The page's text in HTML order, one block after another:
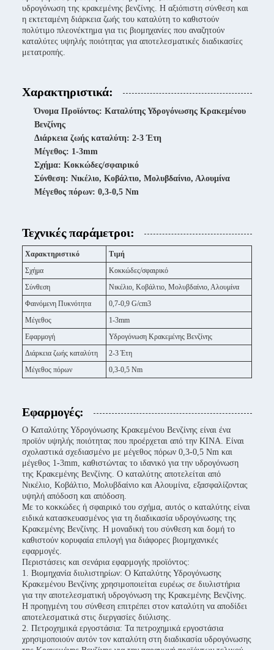
υδρογόνωση της κρακεμένης βενζίνης. Η αξιόπιστη σύνθεση και
η εκτεταμένη διάρκεια ζωής του καταλύτη το καθιστούν
πολύτιμο πλεονέκτημα για τις βιομηχανίες που αναζητούν
καταλύτες υψηλής ποιότητας για αποτελεσματικές διαδικασίες
μετατροπής.
Χαρακτηριστικά:
Όνομα Προϊόντος: Καταλύτης Υδρογόνωσης Κρακεμένου
Βενζίνης
Διάρκεια ζωής καταλύτη: 2-3 Έτη
Μέγεθος: 1-3mm
Σχήμα: Κοκκώδες/σφαιρικό
Σύνθεση: Νικέλιο, Κοβάλτιο, Μολυβδαίνιο, Αλουμίνα
Μέγεθος πόρων: 0,3-0,5 Nm
Τεχνικές παράμετροι:
Χαρακτηριστικό
Τιμή
Σχήμα
Κοκκώδες/σφαιρικό
Σύνθεση
Νικέλιο, Κοβάλτιο, Μολυβδαίνιο, Αλουμίνα
Φαινόμενη Πυκνότητα
0,7-0,9 G/cm3
Μέγεθος
1-3mm
Εφαρμογή
Υδρογόνωση Κρακεμένης Βενζίνης
Διάρκεια ζωής καταλύτη
2-3 Έτη
Μέγεθος πόρων
0,3-0,5 Nm
Εφαρμογές:
Ο Καταλύτης Υδρογόνωσης Κρακεμένου Βενζίνης είναι ένα
προϊόν υψηλής ποιότητας που προέρχεται από την ΚΙΝΑ. Είναι
σχολαστικά σχεδιασμένο με μέγεθος πόρων 0,3-0,5 Nm και
μέγεθος 1-3mm, καθιστώντας το ιδανικό για την υδρογόνωση
της Κρακεμένης Βενζίνης. Ο καταλύτης αποτελείται από
Νικέλιο, Κοβάλτιο, Μολυβδαίνιο και Αλουμίνα, εξασφαλίζοντας
υψηλή απόδοση και απόδοση.
Με το κοκκώδες ή σφαιρικό του σχήμα, αυτός ο καταλύτης είναι
ειδικά κατασκευασμένος για τη διαδικασία υδρογόνωσης της
Κρακεμένης Βενζίνης. Η μοναδική του σύνθεση και δομή το
καθιστούν κορυφαία επιλογή για διάφορες βιομηχανικές
εφαρμογές.
Περιστάσεις και σενάρια εφαρμογής προϊόντος:
1. Βιομηχανία διυλιστηρίων: Ο Καταλύτης Υδρογόνωσης
Κρακεμένου Βενζίνης χρησιμοποιείται ευρέως σε διυλιστήρια
για την αποτελεσματική υδρογόνωση της Κρακεμένης Βενζίνης.
Η προηγμένη του σύνθεση επιτρέπει στον καταλύτη να αποδίδει
αποτελεσματικά στις διεργασίες διύλισης.
2. Πετροχημικά εργοστάσια: Τα πετροχημικά εργοστάσια
χρησιμοποιούν αυτόν τον καταλύτη στη διαδικασία υδρογόνωσης